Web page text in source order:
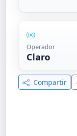
Operador
Claro
Compartir